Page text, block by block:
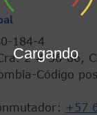
184-4
2 # 36-86,
Código
+57
Cargando